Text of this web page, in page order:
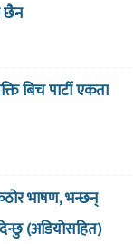
छैन
बिच पार्टी एकता
भाषण, भन्छन्
(अडियोसहित)